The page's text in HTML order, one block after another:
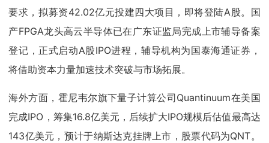
要求，拟募资42.02亿元投建四大项目，即将登陆A股。国
产FPGA龙头高云半导体已在广东证监局完成上市辅导备案
登记，正式启动A股IPO进程，辅导机构为国泰海通证券，
将借助资本力量加速技术突破与市场拓展。
海外方面，霍尼韦尔旗下量子计算公司Quantinuum在美国
完成IPO，筹集16.8亿美元，后续扩大IPO规模后估值最高达
143亿美元，预计于纳斯达克挂牌上市，股票代码为QNT。